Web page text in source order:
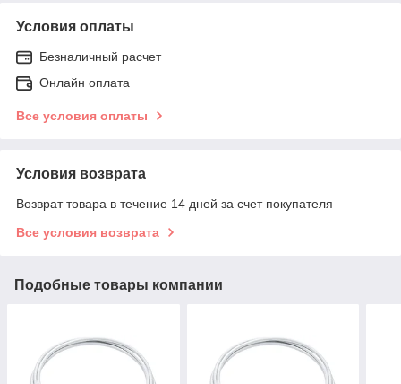
Условия оплаты
Безналичный расчет
Онлайн оплата
Все условия оплаты
Условия возврата
Возврат товара в течение 14 дней за счет покупателя
Все условия возврата
Подобные товары компании